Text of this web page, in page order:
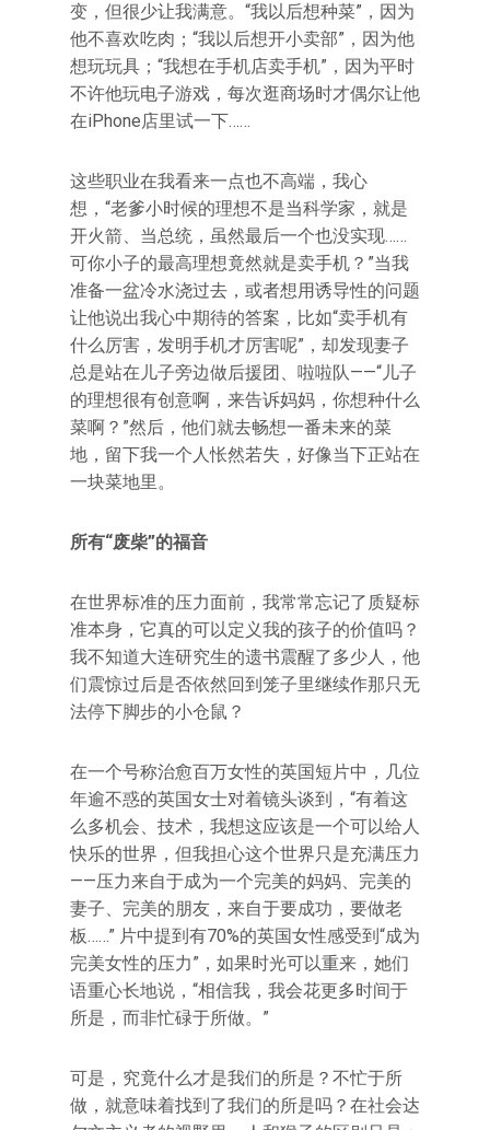
变，但很少让我满意。“我以后想种菜”，因为
他不喜欢吃肉；“我以后想开小卖部”，因为他
想玩玩具；“我想在手机店卖手机”，因为平时
不许他玩电子游戏，每次逛商场时才偶尔让他
在iPhone店里试一下……
这些职业在我看来一点也不高端，我心
想，“老爹小时候的理想不是当科学家，就是
开火箭、当总统，虽然最后一个也没实现……
可你小子的最高理想竟然就是卖手机？”当我
准备一盆冷水浇过去，或者想用诱导性的问题
让他说出我心中期待的答案，比如“卖手机有
什么厉害，发明手机才厉害呢”，却发现妻子
总是站在儿子旁边做后援团、啦啦队——“儿子
的理想很有创意啊，来告诉妈妈，你想种什么
菜啊？”然后，他们就去畅想一番未来的菜
地，留下我一个人怅然若失，好像当下正站在
一块菜地里。
所有“废柴”的福音
在世界标准的压力面前，我常常忘记了质疑标
准本身，它真的可以定义我的孩子的价值吗？
我不知道大连研究生的遗书震醒了多少人，他
们震惊过后是否依然回到笼子里继续作那只无
法停下脚步的小仓鼠？
在一个号称治愈百万女性的英国短片中，几位
年逾不惑的英国女士对着镜头谈到，“有着这
么多机会、技术，我想这应该是一个可以给人
快乐的世界，但我担心这个世界只是充满压力
——压力来自于成为一个完美的妈妈、完美的
妻子、完美的朋友，来自于要成功，要做老
板……” 片中提到有70%的英国女性感受到“成为
完美女性的压力”，如果时光可以重来，她们
语重心长地说，“相信我，我会花更多时间于
所是，而非忙碌于所做。”
可是，究竟什么才是我们的所是？不忙于所
做，就意味着找到了我们的所是吗？在社会达